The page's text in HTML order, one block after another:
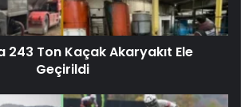
243 Ton Kaçak Akaryakıt Ele
Geçirildi